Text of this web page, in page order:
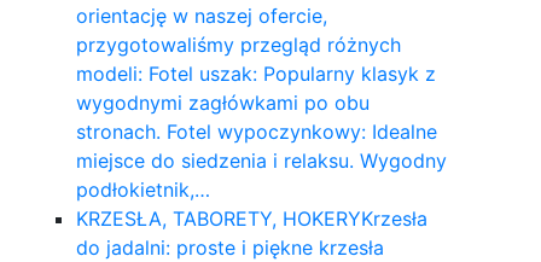
orientację w naszej ofercie,
przygotowaliśmy przegląd różnych
modeli: Fotel uszak: Popularny klasyk z
wygodnymi zagłówkami po obu
stronach. Fotel wypoczynkowy: Idealne
miejsce do siedzenia i relaksu. Wygodny
podłokietnik,…
KRZESŁA, TABORETY, HOKERYKrzesła
do jadalni: proste i piękne krzesła